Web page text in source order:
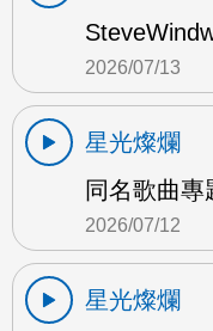
2026/07/13
星光燦爛
同名歌曲
2026/07/12
星光燦爛